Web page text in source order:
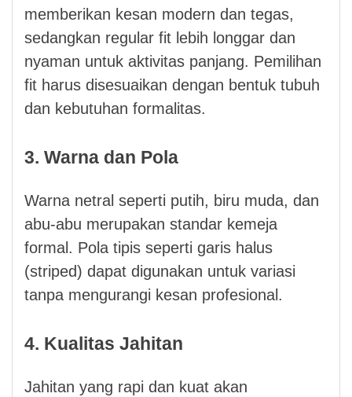
memberikan kesan modern dan tegas,
sedangkan regular fit lebih longgar dan
nyaman untuk aktivitas panjang. Pemilihan
fit harus disesuaikan dengan bentuk tubuh
dan kebutuhan formalitas.
3. Warna dan Pola
Warna netral seperti putih, biru muda, dan
abu-abu merupakan standar kemeja
formal. Pola tipis seperti garis halus
(striped) dapat digunakan untuk variasi
tanpa mengurangi kesan profesional.
4. Kualitas Jahitan
Jahitan yang rapi dan kuat akan